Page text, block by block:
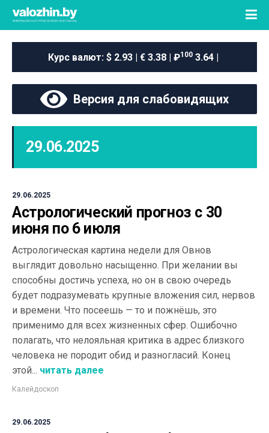
Курс валют: $ 2.93 | € 3.38 | ₽100 3.64 |
Версия для слабовидящих
29.06.2025
29.06.2025
Астрологический прогноз с 30
июня по 6 июля
Астрологическая картина недели для Овнов
выглядит довольно насыщенно. При желании вы
способны достичь успеха, но он в свою очередь
будет подразумевать крупные вложения сил, нервов
и времени. Что посеешь — то и пожнёшь, это
применимо для всех жизненных сфер. Ошибочно
полагать, что нелояльная критика в адрес близкого
человека не породит обид и разногласий. Конец
этой... читать далее
Калейдоскоп
29.06.2025